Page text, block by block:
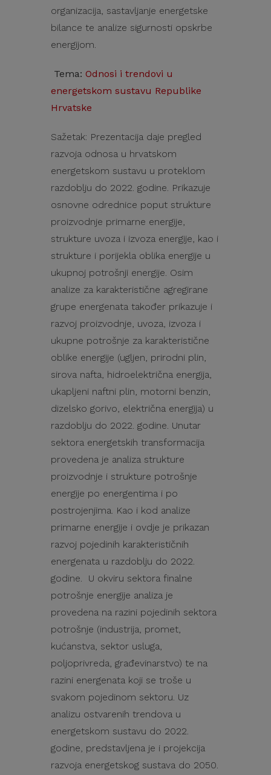
organizacija, sastavljanje energetske
bilance te analize sigurnosti opskrbe
energijom.
Tema: Odnosi i trendovi u
energetskom sustavu Republike
Hrvatske
Sažetak: Prezentacija daje pregled
razvoja odnosa u hrvatskom
energetskom sustavu u proteklom
razdoblju do 2022. godine. Prikazuje
osnovne odrednice poput strukture
proizvodnje primarne energije,
strukture uvoza i izvoza energije, kao i
strukture i porijekla oblika energije u
ukupnoj potrošnji energije. Osim
analize za karakteristične agregirane
grupe energenata također prikazuje i
razvoj proizvodnje, uvoza, izvoza i
ukupne potrošnje za karakteristične
oblike energije (ugljen, prirodni plin,
sirova nafta, hidroelektrična energija,
ukapljeni naftni plin, motorni benzin,
dizelsko gorivo, električna energija) u
razdoblju do 2022. godine. Unutar
sektora energetskih transformacija
provedena je analiza strukture
proizvodnje i strukture potrošnje
energije po energentima i po
postrojenjima. Kao i kod analize
primarne energije i ovdje je prikazan
razvoj pojedinih karakterističnih
energenata u razdoblju do 2022.
godine. U okviru sektora finalne
potrošnje energije analiza je
provedena na razini pojedinih sektora
potrošnje (industrija, promet,
kućanstva, sektor usluga,
poljoprivreda, građevinarstvo) te na
razini energenata koji se troše u
svakom pojedinom sektoru. Uz
analizu ostvarenih trendova u
energetskom sustavu do 2022.
godine, predstavljena je i projekcija
razvoja energetskog sustava do 2050.